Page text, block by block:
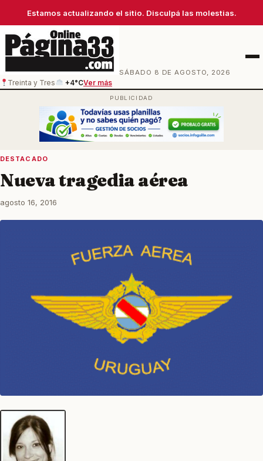
Estamos actualizando el sitio. Disculpá las molestias.
SÁBADO 8 DE AGOSTO, 2026
Treinta y Tres
+4°CVer más
Menú
DESTACADO
Nueva tragedia aérea
agosto 16, 2016